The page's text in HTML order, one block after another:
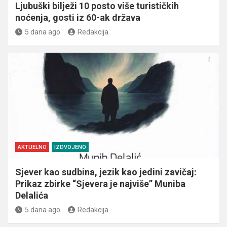
Ljubuški bilježi 10 posto više turističkih
noćenja, gosti iz 60-ak država
5 dana ago Redakcija
AKTUELNO IZDVOJENO
Sjever kao sudbina, jezik kao jedini zavičaj:
Prikaz zbirke “Sjevera je najviše” Muniba
Delalića
5 dana ago Redakcija